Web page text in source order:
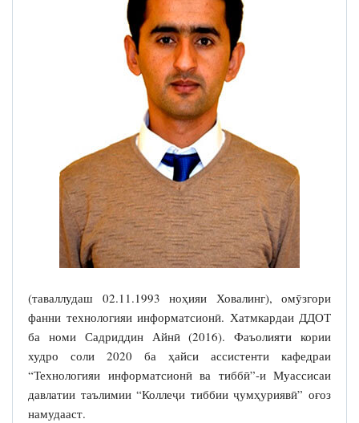
(таваллудаш 02.11.1993 ноҳияи Ховалинг), омӯзгори
фанни технологияи информатсионӣ. Хатмкардаи ДДОТ
ба номи Садриддин Айнӣ (2016). Фаъолияти кории
худро соли 2020 ба ҳайси ассистенти кафедраи
“Технологияи информатсионӣ ва тиббӣ”-и Муассисаи
давлатии таълимии “Коллеҷи тиббии ҷумҳуриявӣ” оғоз
намудааст.